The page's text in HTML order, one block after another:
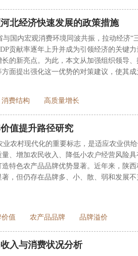
北经济快速发展的政策措施
与国内宏观消费环境同波共振，拉动经济“
贡献率逐年上升并成为引领经济的关键
的新亮点。为此，本文从加强组织领导
面提出强化这一优势的对策建议，使其
消费结构 高质量增长
值提升路径研究
业农村现代化的重要标志，是适应农业供
、增加农民收入、降低小农户经营风险
特色农产品品牌优势显著。近年来，陕
，但仍存在品牌多、小、散、弱和发展
值 农产品品牌 品牌溢价
入与消费状况分析